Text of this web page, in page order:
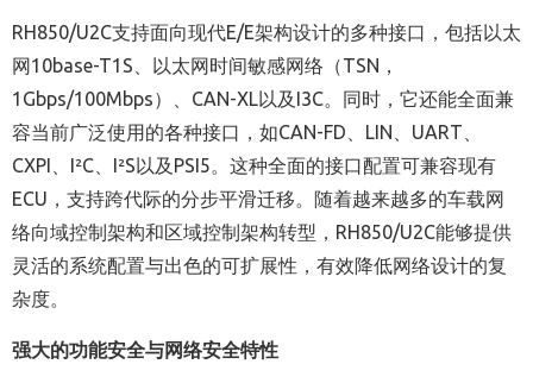
RH850/U2C支持面向现代E/E架构设计的多种接口，包括以太
网10base-T1S、以太网时间敏感网络（TSN，
1Gbps/100Mbps）、CAN-XL以及I3C。同时，它还能全面兼
容当前广泛使用的各种接口，如CAN-FD、LIN、UART、
CXPI、I²C、I²S以及PSI5。这种全面的接口配置可兼容现有
ECU，支持跨代际的分步平滑迁移。随着越来越多的车载网
络向域控制架构和区域控制架构转型，RH850/U2C能够提供
灵活的系统配置与出色的可扩展性，有效降低网络设计的复
杂度。
强大的功能安全与网络安全特性